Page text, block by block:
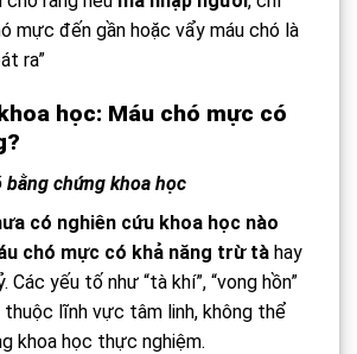
mực đến gần hoặc vẩy máu chó là
ra”
học: Máu chó mực có
bằng chứng khoa học
có nghiên cứu khoa học nào
chó mực có khả năng trừ tà hay
Các yếu tố như “tà khí”, “vong hồn”
thuộc lĩnh vực tâm linh, không thể
khoa học thực nghiệm.